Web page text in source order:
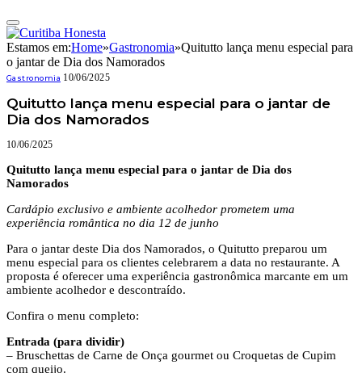
Estamos em:Home»Gastronomia»Quitutto lança menu especial para
o jantar de Dia dos Namorados
Gastronomia 10/06/2025
Quitutto lança menu especial para o jantar de
Dia dos Namorados
10/06/2025
Quitutto lança menu especial para o jantar de Dia dos
Namorados
Cardápio exclusivo e ambiente acolhedor prometem uma
experiência romântica no dia 12 de junho
Para o jantar deste Dia dos Namorados, o Quitutto preparou um
menu especial para os clientes celebrarem a data no restaurante. A
proposta é oferecer uma experiência gastronômica marcante em um
ambiente acolhedor e descontraído.
Confira o menu completo:
Entrada (para dividir)
– Bruschettas de Carne de Onça gourmet ou Croquetas de Cupim
com queijo.